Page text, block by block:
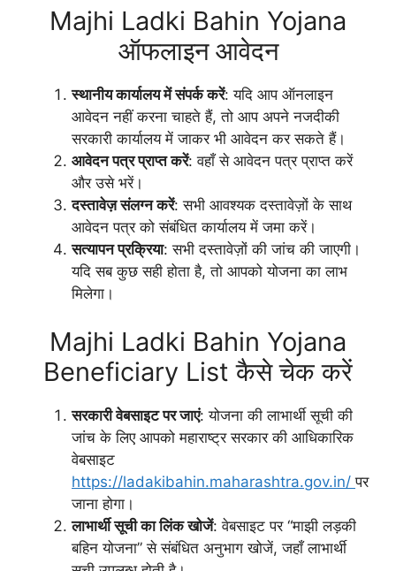
Majhi Ladki Bahin Yojana
ऑफलाइन आवेदन
स्थानीय कार्यालय में संपर्क करें: यदि आप ऑनलाइन
आवेदन नहीं करना चाहते हैं, तो आप अपने नजदीकी
सरकारी कार्यालय में जाकर भी आवेदन कर सकते हैं।
आवेदन पत्र प्राप्त करें: वहाँ से आवेदन पत्र प्राप्त करें
और उसे भरें।
दस्तावेज़ संलग्न करें: सभी आवश्यक दस्तावेज़ों के साथ
आवेदन पत्र को संबंधित कार्यालय में जमा करें।
सत्यापन प्रक्रिया: सभी दस्तावेज़ों की जांच की जाएगी।
यदि सब कुछ सही होता है, तो आपको योजना का लाभ
मिलेगा।
Majhi Ladki Bahin Yojana
Beneficiary List कैसे चेक करें
सरकारी वेबसाइट पर जाएं: योजना की लाभार्थी सूची की
जांच के लिए आपको महाराष्ट्र सरकार की आधिकारिक
वेबसाइट
https://ladakibahin.maharashtra.gov.in/पर
जाना होगा।
लाभार्थी सूची का लिंक खोजें: वेबसाइट पर “माझी लड़की
बहिन योजना” से संबंधित अनुभाग खोजें, जहाँ लाभार्थी